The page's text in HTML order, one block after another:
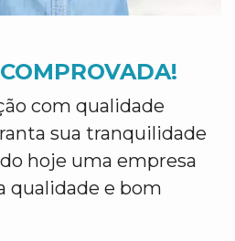
com qualidade
sua tranquilidade
hoje uma empresa
qualidade e bom